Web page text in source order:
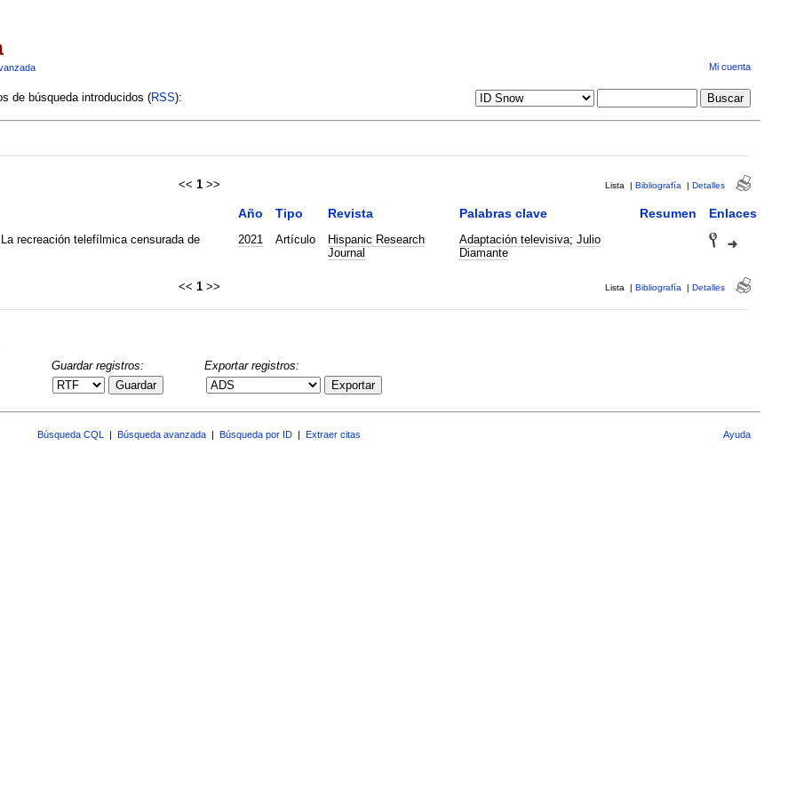
Mi cuenta
de búsqueda introducidos (RSS):
<< 1 >> Lista | Bibliografía | Detalles
Año Tipo Revista Palabras clave Resumen Enlaces
recreación telefílmica censurada de
2021 Artículo
Hispanic Research
Journal
Adaptación televisiva; Julio
Diamante
<< 1 >> Lista | Bibliografía | Detalles
Guardar registros:
Guardar
Exportar registros:
Exportar
Búsqueda CQL Búsqueda avanzada Búsqueda por ID Extraer citas Ayuda